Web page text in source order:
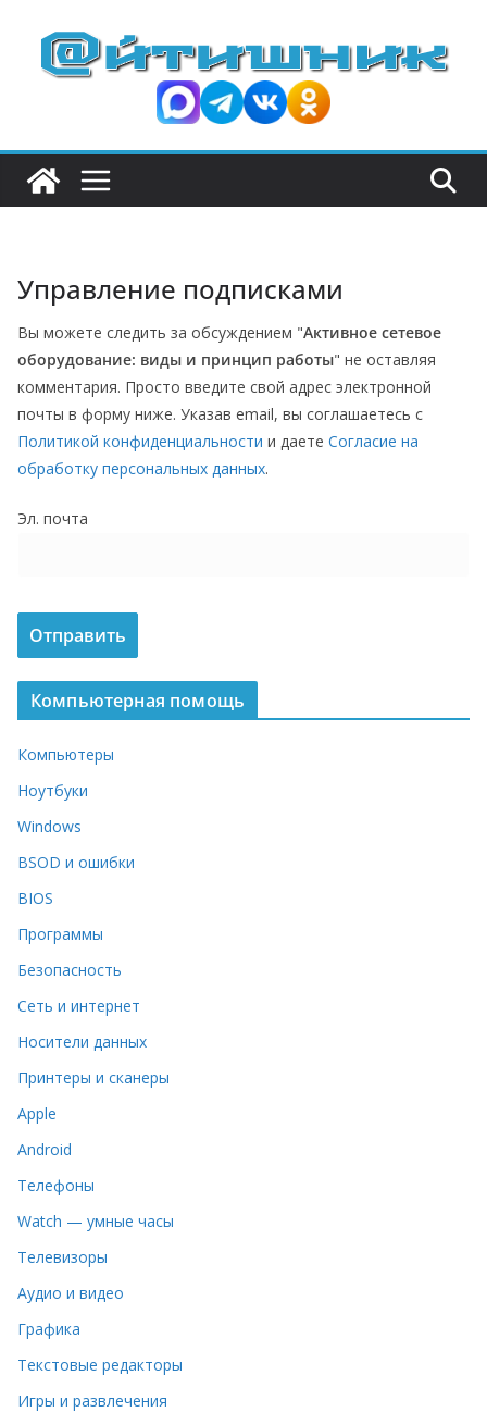
Управление подписками
Вы можете следить за обсуждением "Активное сетевое
оборудование: виды и принцип работы" не оставляя
комментария. Просто введите свой адрес электронной
почты в форму ниже. Указав email, вы соглашаетесь с
Политикой конфиденциальности и даете Согласие на
обработку персональных данных.
Эл. почта
Компьютерная помощь
Компьютеры
Ноутбуки
Windows
BSOD и ошибки
BIOS
Программы
Безопасность
Сеть и интернет
Носители данных
Принтеры и сканеры
Apple
Android
Телефоны
Watch — умные часы
Телевизоры
Аудио и видео
Графика
Текстовые редакторы
Игры и развлечения